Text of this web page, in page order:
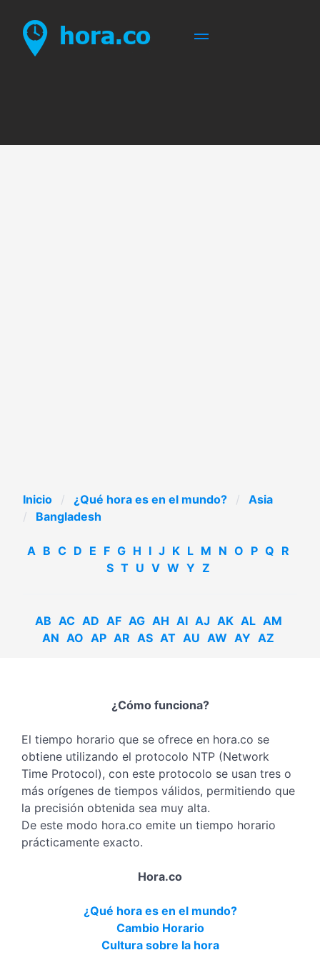
Inicio ¿Qué hora es en el mundo?
Asia
Bangladesh
A B C D E F G H I J K L M N O P Q R
S T U V W Y Z
AB AC AD AF AG AH AI AJ AK AL AM
AN AO AP AR AS AT AU AW AY AZ
¿Cómo funciona?
El tiempo horario que se ofrece en hora.co se
obtiene utilizando el protocolo NTP (Network
Time Protocol), con este protocolo se usan tres o
más orígenes de tiempos válidos, permitiendo que
la precisión obtenida sea muy alta.
De este modo hora.co emite un tiempo horario
prácticamente exacto.
Hora.co
¿Qué hora es en el mundo?
Cambio Horario
Cultura sobre la hora